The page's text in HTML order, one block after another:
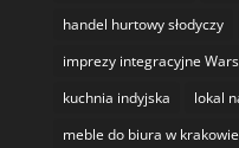
handel hurtowy słodyczy
imprezy integracyjne
kuchnia indyjska
lokal
meble do biura w krakowie